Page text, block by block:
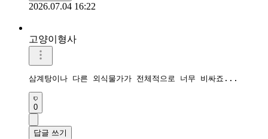
2026.07.04 16:22
고양이형사
삼계탕이나 다른 외식물가가 전체적으로 너무 비싸죠...
0
답글 쓰기